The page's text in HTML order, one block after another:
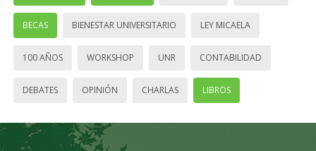
BECAS BIENESTAR UNIVERSITARIO LEY MICAELA
100 AÑOS WORKSHOP UNR CONTABILIDAD
DEBATES OPINIÓN CHARLAS LIBROS